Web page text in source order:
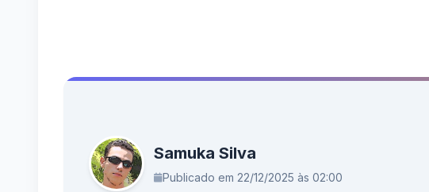
Samuka Silva
Publicado em 22/12/2025 às 02:00